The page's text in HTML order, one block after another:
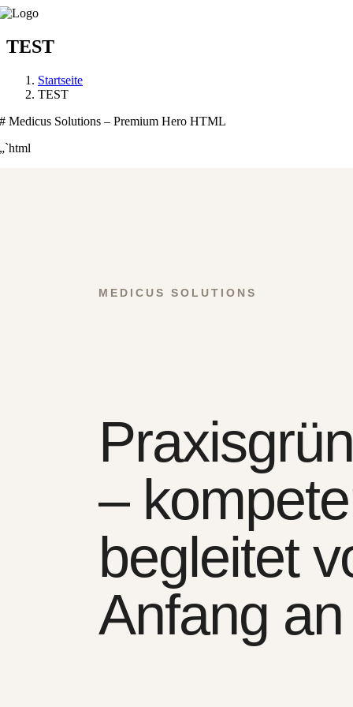
Skip
content
TEST
Startseite
TEST
# Medicus Solutions – Premium Hero HTML
„`html
MEDICUS SOLUTIONS
–
begleitet
Anfang an